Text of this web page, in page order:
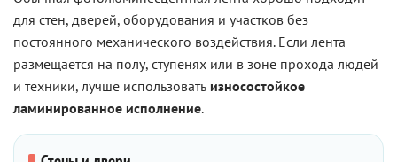
для стен, дверей, оборудования и участков без
постоянного механического воздействия. Если лента
размещается на полу, ступенях или в зоне прохода людей
и техники, лучше использовать износостойкое
ламинированное исполнение.